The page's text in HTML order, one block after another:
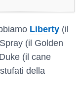
Liberty (il
(il Golden
(il cane
della